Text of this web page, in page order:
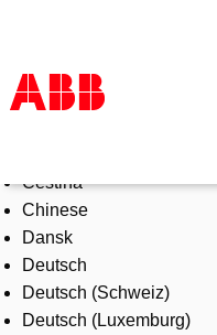
Products & Solutions
Industries
Services
About us
Where to buy
Contact us
Čeština
Chinese
Dansk
Deutsch
Deutsch (Schweiz)
Deutsch (Luxemburg)